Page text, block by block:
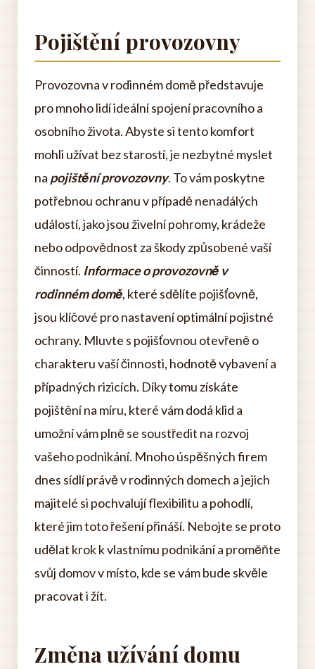
Pojištění provozovny
Provozovna v rodinném domě představuje
pro mnoho lidí ideální spojení pracovního a
osobního života. Abyste si tento komfort
mohli užívat bez starostí, je nezbytné myslet
na pojištění provozovny. To vám poskytne
potřebnou ochranu v případě nenadálých
událostí, jako jsou živelní pohromy, krádeže
nebo odpovědnost za škody způsobené vaší
činností. Informace o provozovně v
rodinném domě, které sdělíte pojišťovně,
jsou klíčové pro nastavení optimální pojistné
ochrany. Mluvte s pojišťovnou otevřeně o
charakteru vaší činnosti, hodnotě vybavení a
případných rizicích. Díky tomu získáte
pojištění na míru, které vám dodá klid a
umožní vám plně se soustředit na rozvoj
vašeho podnikání. Mnoho úspěšných firem
dnes sídlí právě v rodinných domech a jejich
majitelé si pochvalují flexibilitu a pohodlí,
které jim toto řešení přináší. Nebojte se proto
udělat krok k vlastnímu podnikání a proměňte
svůj domov v místo, kde se vám bude skvěle
pracovat i žít.
Změna užívání domu